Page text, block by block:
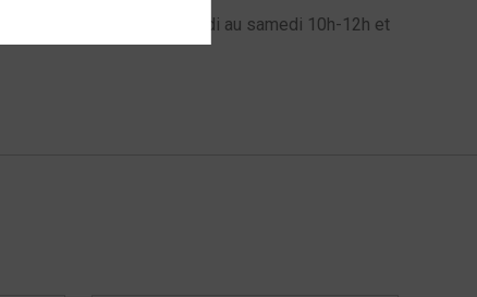
au 06 72 61 60 98 du mardi au samedi 10h-12h et